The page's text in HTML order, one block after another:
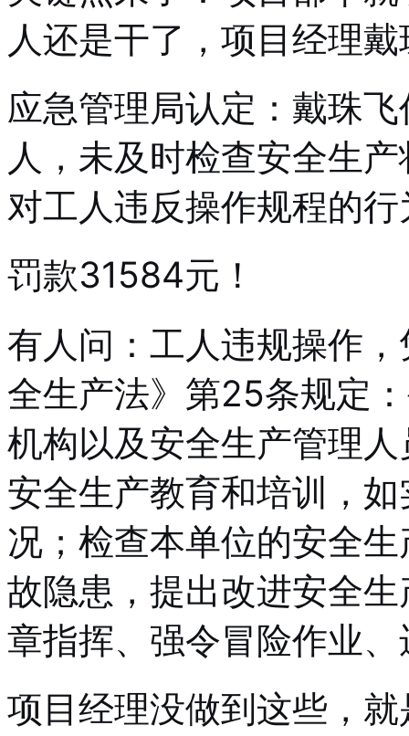
人还是干了，项目经理
应急管理局认定：戴珠
人，未及时检查安全生
对工人违反操作规程的
罚款31584元！
有人问：工人违规操作
全生产法》第25条规定
机构以及安全生产管理
安全生产教育和培训，
况；检查本单位的安全
故隐患，提出改进安全
章指挥、强令冒险作业
项目经理没做到这些，